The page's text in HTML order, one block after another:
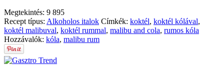
Megtekintés: 9 895
Recept típus: Alkoholos italok Címkék: koktél, koktél kólával,
koktél malibuval, koktél rummal, malibu and cola, rumos kóla
Hozzávalók: kóla, malibu rum